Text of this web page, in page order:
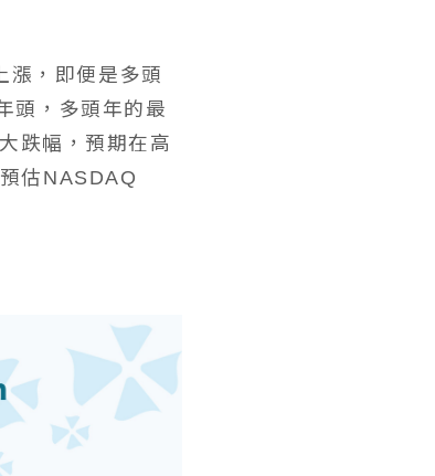
漲，即便是多頭
頭，多頭年的最
跌幅，預期在高
估NASDAQ